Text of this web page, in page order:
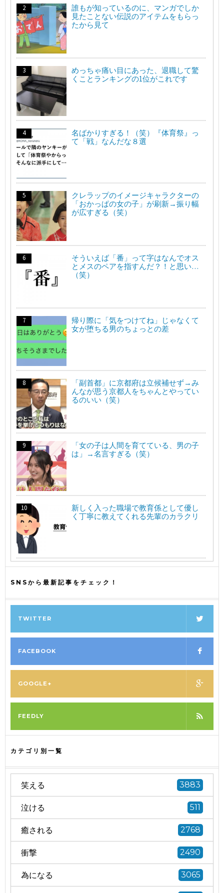
誰もが知っているのに、マンガでしか
見たことない伝説のアイテムをもらっ
たから見て
めっちゃ痛い目にあった、退職して驚
くことランキングの1位がこれです
名ばかりすぎる！（笑）『体育祭』っ
て「戦」なんだな８選
クレラップのイメージキャラクターの
「おかっぱの女の子」が刷新→振り幅
が広すぎる（笑）
そういえば「番」って字はなんでオス
とメスのペアを指すんだ？！と思い…
（笑）
帰り際に「気をつけてね」じゃなくて
女が堕ちる男のちょっとの差
「副首都」に京都府は立候補せず→み
んなが思う京都人をちゃんとやってい
るのいい（笑）
「女の子は人間を育てている、男の子
は」→名言すぎる（笑）
新しく入った職場で教育係として優し
く丁寧に教えてくれる先輩のカラクリ
SNSから最新記事をチェック！
TWITTER
FACEBOOK
GOOGLE+
FEEDLY
カテゴリ別一覧
笑える 3883
泣ける 511
癒される 2768
衝撃 2490
為になる 3065